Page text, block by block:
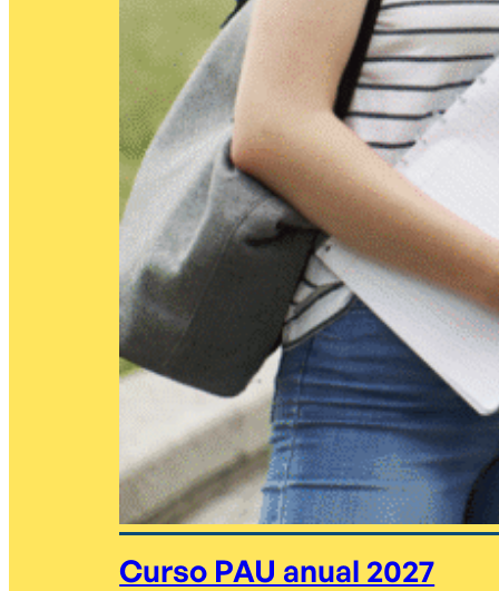
Curso PAU anual 2027